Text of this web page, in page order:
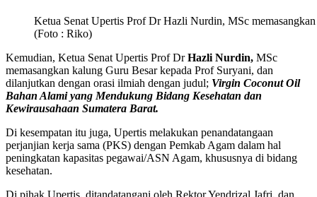
Ketua Senat Upertis Prof Dr Hazli Nurdin, MSc
(Foto : Riko)
Kemudian, Ketua Senat Upertis Prof DrHazli Nurdin, MSc
memasangkan kalung Guru Besar kepada Prof Suryani, dan
dilanjutkan dengan orasi ilmiah dengan judul; Virgin Coconut Oil
Bahan Alami yang Mendukung Bidang Kesehatan dan
Kewirausahaan Sumatera Barat.
Di kesempatan itu juga, Upertis melakukan penandatangaan
perjanjian kerja sama (PKS) dengan Pemkab Agam dalam hal
peningkatan kapasitas pegawai/ASN Agam, khususnya di bidang
kesehatan.
Di pihak Upertis, ditandatangani oleh Rektor Yendrizal Jafri, dan